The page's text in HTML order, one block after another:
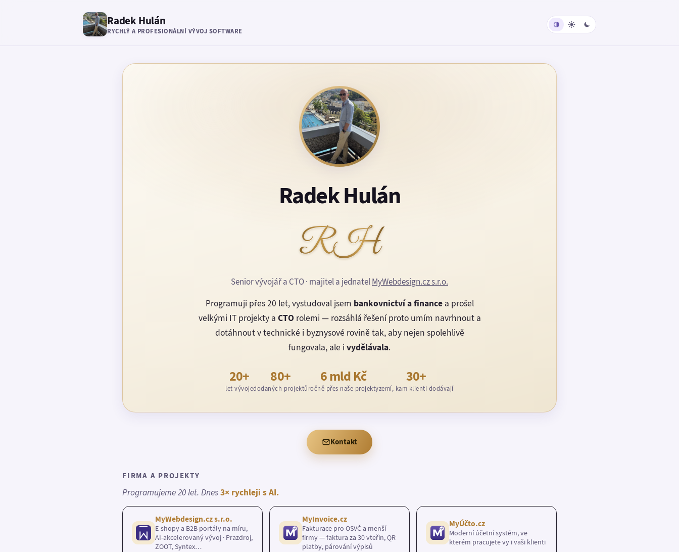
Radek Hulán
RYCHLÝ A PROFESIONÁLNÍ VÝVOJ SOFTWARE
Radek Hulán
RH
Senior vývojář a CTO · majitel a jednatelMyWebdesign.cz s.r.o.
Programuji přes 20 let, vystudoval jsem bankovnictví a financea prošel
velkými IT projekty a CTOrolemi — rozsáhlá řešení proto umím navrhnout a
dotáhnout v technické i byznysové rovině tak, aby nejen spolehlivě
fungovala, ale i vydělávala.
20+
let vývoje
80+
dodaných projektů
6 mld Kč
ročně přes naše projekty
30+
zemí, kam klienti dodávají
Kontakt
FIRMA A PROJEKTY
Programujeme 20 let. Dnes3× rychleji s AI.
MyWebdesign.cz s.r.o.
E-shopy a B2B portály na míru,
AI-akcelerovaný vývoj · Prazdroj,
ZOOT, Syntex…
MyInvoice.cz
Fakturace pro OSVČ a menší
firmy — faktura za 30 vteřin, QR
platby, párování výpisů
MyÚčto.cz
Moderní účetní systém, ve
kterém pracujete vy i vaši klienti